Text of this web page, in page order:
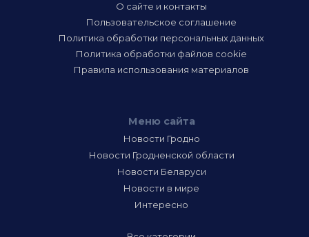
О сайте и контакты
Пользовательское соглашение
Политика обработки персональных данных
Политика обработки файлов cookie
Правила использования материалов
Меню сайта
Новости Гродно
Новости Гродненской области
Новости Беларуси
Новости в мире
Интересно